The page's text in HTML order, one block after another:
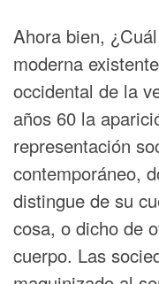
Ahora bien,
moderna
occidental de la
años 60 la
representación
contemporáneo,
distingue de su
cosa, o dicho de
cuerpo. Las